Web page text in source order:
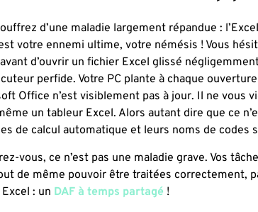
d’une maladie largement répandue :
votre ennemi ultime, votre némésis ! Vous
d’ouvrir un fichier Excel glissé
perfide. Votre PC plante à chaque
Office n’est visiblement pas à jour. Il ne vous
un tableur Excel. Alors autant dire que ce
de calcul automatique et leurs noms de codes
vous, ce n’est pas une maladie grave. Vos
de même pouvoir être traitées correctement,
: un DAF à temps partagé !